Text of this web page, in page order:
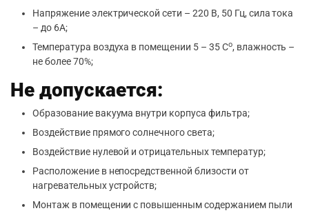
Напряжение электрической сети – 220 В, 50 Гц, сила тока
– до 6А;
Температура воздуха в помещении 5 – 35 Со, влажность –
не более 70%;
Не допускается:
Образование вакуума внутри корпуса фильтра;
Воздействие прямого солнечного света;
Воздействие нулевой и отрицательных температур;
Расположение в непосредственной близости от
нагревательных устройств;
Монтаж в помещении с повышенным содержанием пыли